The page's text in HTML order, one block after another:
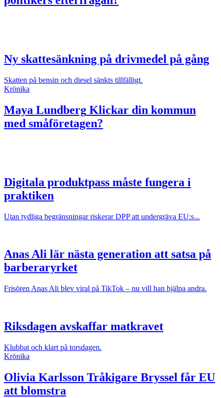
Ny skattesänkning på drivmedel på gång
Skatten på bensin och diesel sänkts tillfälligt.
Krönika
Maya Lundberg Klickar din kommun
med småföretagen?
Digitala produktpass måste fungera i
praktiken
Utan tydliga begränsningar riskerar DPP att undergräva EU:s...
Anas Ali lär nästa generation att satsa på
barberaryrket
Frisören Anas Ali blev viral på TikTok – nu vill han hjälpa andra.
Riksdagen avskaffar matkravet
Klubbat och klart på torsdagen.
Krönika
Olivia Karlsson Tråkigare Bryssel får EU
att blomstra